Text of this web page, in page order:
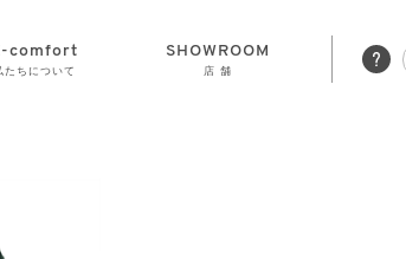
comfort
たちについて
SHOWROOM
店 舗